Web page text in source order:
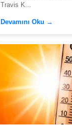
Travis K...
Devamını Oku →